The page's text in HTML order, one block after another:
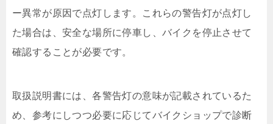
ー異常が原因で点灯します。これらの警告灯が点灯し
た場合は、安全な場所に停車し、バイクを停止させて
確認することが必要です。
取扱説明書には、各警告灯の意味が記載されているた
め、参考にしつつ必要に応じてバイクショップで診断